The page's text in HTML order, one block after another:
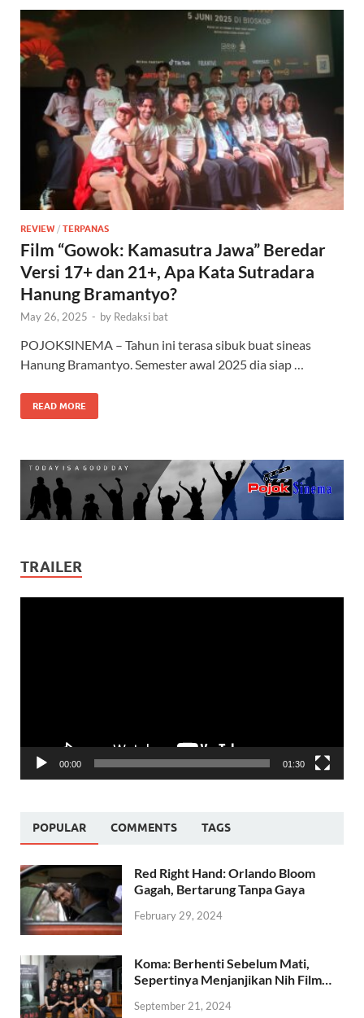
REVIEW / TERPANAS
Film “Gowok: Kamasutra Jawa” Beredar
Versi 17+ dan 21+, Apa Kata Sutradara
Hanung Bramantyo?
May 26, 2025 - by Redaksi bat
POJOKSINEMA – Tahun ini terasa sibuk buat sineas
Hanung Bramantyo. Semester awal 2025 dia siap …
READ MORE
TRAILER
00:00 01:30
POPULAR COMMENTS TAGS
Red Right Hand: Orlando Bloom
Gagah, Bertarung Tanpa Gaya
February 29, 2024
Koma: Berhenti Sebelum Mati,
Sepertinya Menjanjikan Nih Film…
September 21, 2024